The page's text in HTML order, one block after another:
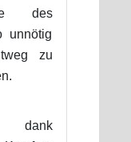
des
unnötig
zu
dank